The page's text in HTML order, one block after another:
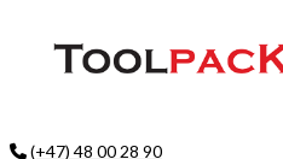
(+47) 48 00 28 90